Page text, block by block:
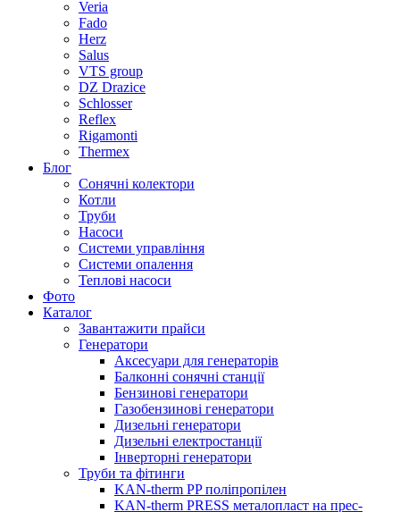
Veria
Fado
Herz
Salus
VTS group
DZ Drazice
Schlosser
Reflex
Rigamonti
Thermex
Блог
Сонячні колектори
Котли
Труби
Насоси
Системи управління
Системи опалення
Теплові насоси
Фото
Каталог
Завантажити прайси
Генератори
Аксесуари для генераторів
Балконні сонячні станції
Бензинові генератори
Газобензинові генератори
Дизельні генератори
Дизельні електростанції
Інверторні генератори
Труби та фітинги
KAN-therm PP поліпропілен
KAN-therm PRESS металопласт на прес-